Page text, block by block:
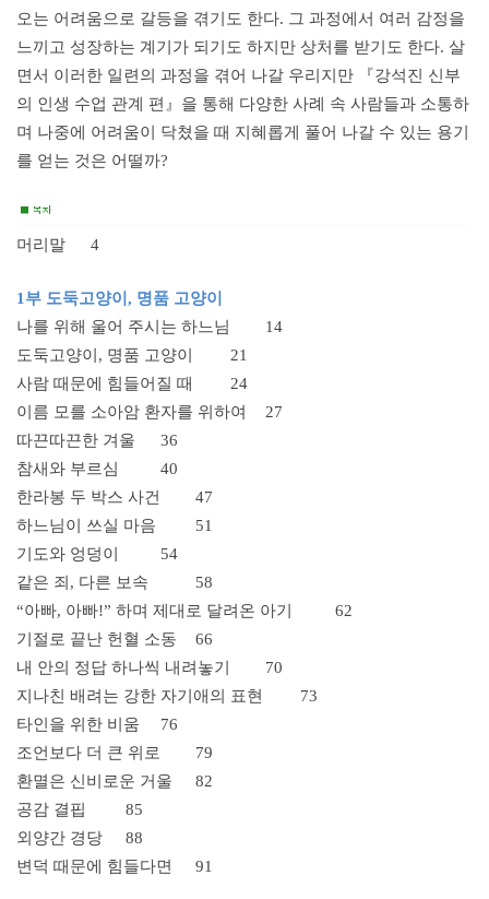
오는 어려움으로 갈등을 겪기도 한다. 그 과정에서 여러 감정을
느끼고 성장하는 계기가 되기도 하지만 상처를 받기도 한다. 살
면서 이러한 일련의 과정을 겪어 나갈 우리지만 『강석진 신부
의 인생 수업 관계 편』을 통해 다양한 사례 속 사람들과 소통하
며 나중에 어려움이 닥쳤을 때 지혜롭게 풀어 나갈 수 있는 용기
를 얻는 것은 어떨까?
머리말 4
1부 도둑고양이, 명품 고양이
나를 위해 울어 주시는 하느님
14
도둑고양이, 명품 고양이
21
사람 때문에 힘들어질 때
24
이름 모를 소아암 환자를 위하여
27
따끈따끈한 겨울
36
참새와 부르심
40
한라봉 두 박스 사건
47
하느님이 쓰실 마음
51
기도와 엉덩이
54
같은 죄, 다른 보속
58
“아빠, 아빠!” 하며 제대로 달려온 아기
62
기절로 끝난 헌혈 소동
66
내 안의 정답 하나씩 내려놓기
70
지나친 배려는 강한 자기애의 표현
73
타인을 위한 비움
76
조언보다 더 큰 위로
79
환멸은 신비로운 거울
82
공감 결핍
85
외양간 경당
88
변덕 때문에 힘들다면
91